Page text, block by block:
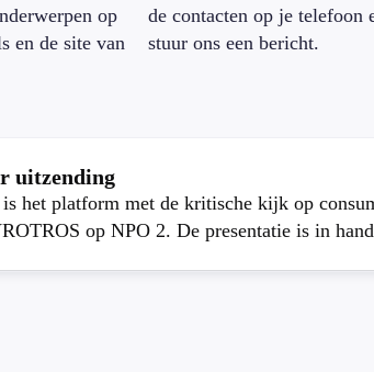
op
en de site van
de contacten op je telefoon
stuur ons een bericht.
uitzending
is het platform met de kritische kijk op
op NPO 2. De presentatie is in